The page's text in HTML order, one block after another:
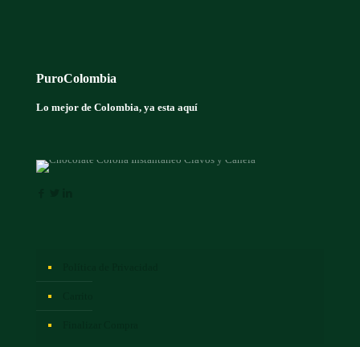
PuroColombia
Lo mejor de Colombia, ya esta aquí